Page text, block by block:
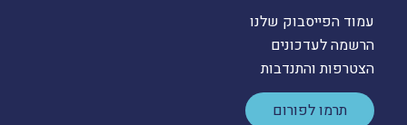
עמוד הפייסבוק שלנו
הרשמה לעדכונים
הצטרפות והתנדבות
תרמו לפורום